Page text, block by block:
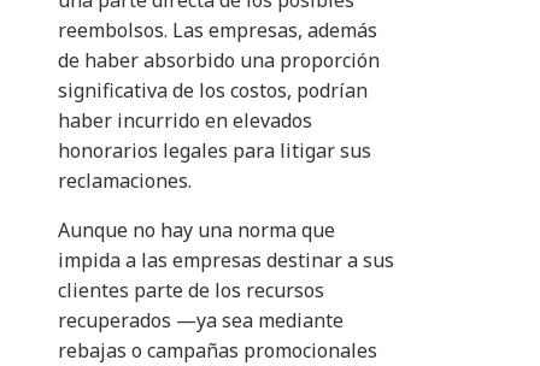
reembolsos. Las empresas, además
de haber absorbido una proporción
significativa de los costos, podrían
haber incurrido en elevados
honorarios legales para litigar sus
reclamaciones.
Aunque no hay una norma que
impida a las empresas destinar a sus
clientes parte de los recursos
recuperados —ya sea mediante
rebajas o campañas promocionales